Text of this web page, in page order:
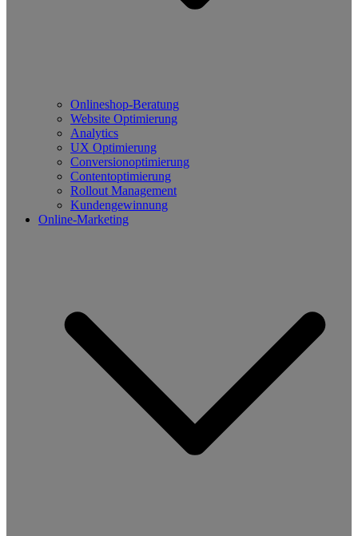
Onlineshop-Beratung
Website Optimierung
Analytics
UX Optimierung
Conversionoptimierung
Contentoptimierung
Rollout Management
Kundengewinnung
Online-Marketing